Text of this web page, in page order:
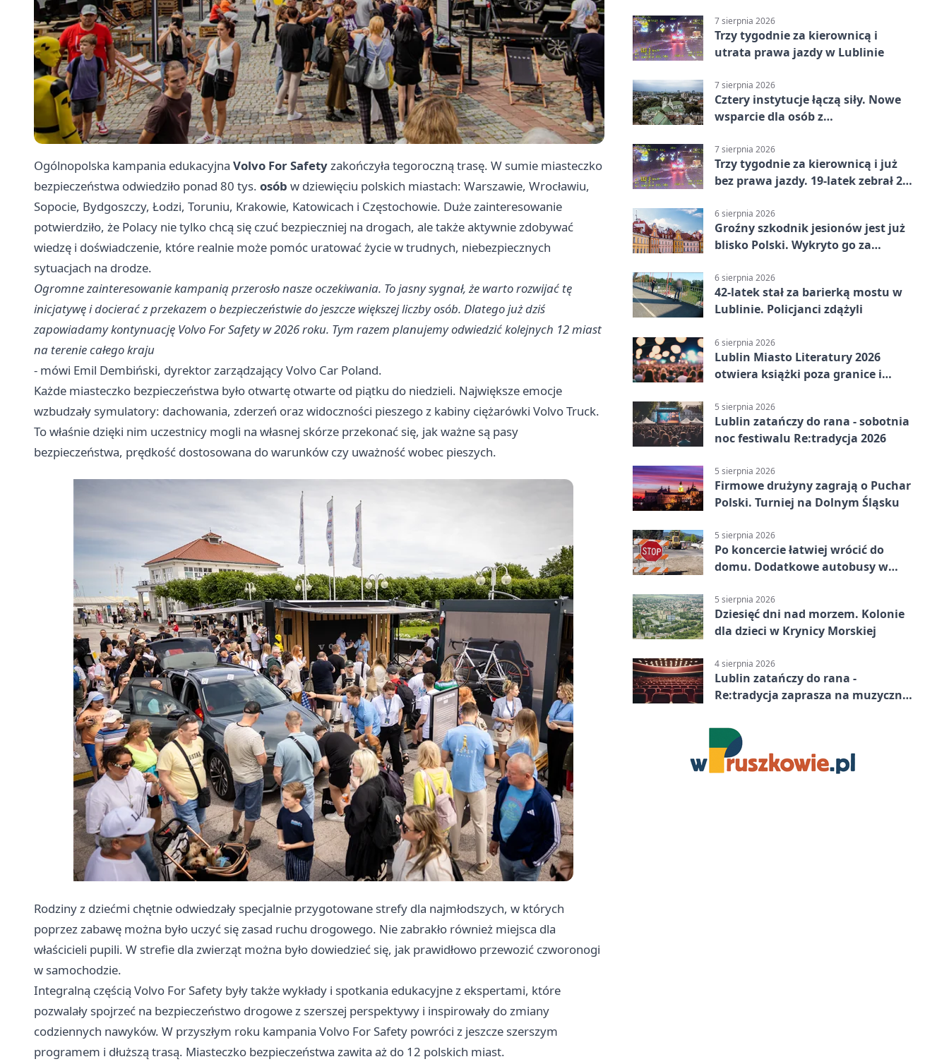
Ogólnopolska kampania edukacyjna Volvo For Safetyzakończyła tegoroczną trasę. W sumie miasteczko
bezpieczeństwa odwiedziło ponad 80 tys. osób w dziewięciu polskich miastach: Warszawie, Wrocławiu,
Sopocie, Bydgoszczy, Łodzi, Toruniu, Krakowie, Katowicach i Częstochowie. Duże zainteresowanie
potwierdziło, że Polacy nie tylko chcą się czuć bezpieczniej na drogach, ale także aktywnie zdobywać
wiedzę i doświadczenie, które realnie może pomóc uratować życie w trudnych, niebezpiecznych
sytuacjach na drodze.
Ogromne zainteresowanie kampanią przerosło nasze oczekiwania. To jasny sygnał, że warto rozwijać tę
inicjatywę i docierać z przekazem o bezpieczeństwie do jeszcze większej liczby osób. Dlatego już dziś
zapowiadamy kontynuację Volvo For Safety w 2026 roku. Tym razem planujemy odwiedzić kolejnych 12 miast
na terenie całego kraju
- mówi Emil Dembiński, dyrektor zarządzający Volvo Car Poland.
Każde miasteczko bezpieczeństwa było otwartę otwarte od piątku do niedzieli. Największe emocje
wzbudzały symulatory: dachowania, zderzeń oraz widoczności pieszego z kabiny ciężarówki Volvo Truck.
To właśnie dzięki nim uczestnicy mogli na własnej skórze przekonać się, jak ważne są pasy
bezpieczeństwa, prędkość dostosowana do warunków czy uważność wobec pieszych.
Rodziny z dziećmi chętnie odwiedzały specjalnie przygotowane strefy dla najmłodszych, w których
poprzez zabawę można było uczyć się zasad ruchu drogowego. Nie zabrakło również miejsca dla
właścicieli pupili. W strefie dla zwierząt można było dowiedzieć się, jak prawidłowo przewozić czworonogi
w samochodzie.
Integralną częścią Volvo For Safety były także wykłady i spotkania edukacyjne z ekspertami, które
pozwalały spojrzeć na bezpieczeństwo drogowe z szerszej perspektywy i inspirowały do zmiany
codziennych nawyków. W przyszłym roku kampania Volvo For Safety powróci z jeszcze szerszym
programem i dłuższą trasą. Miasteczko bezpieczeństwa zawita aż do 12 polskich miast.
7 sierpnia 2026
Trzy tygodnie za kierownicą i
utrata prawa jazdy w Lublinie
7 sierpnia 2026
Cztery instytucje łączą siły. Nowe
wsparcie dla osób z
7 sierpnia 2026
Trzy tygodnie za kierownicą i już
bez prawa jazdy. 19-latek zebrał 23
6 sierpnia 2026
Groźny szkodnik jesionów jest już
blisko Polski. Wykryto go za
6 sierpnia 2026
42-latek stał za barierką mostu w
Lublinie. Policjanci zdążyli
6 sierpnia 2026
Lublin Miasto Literatury 2026
otwiera książki poza granice i
5 sierpnia 2026
Lublin zatańczy do rana - sobotnia
noc festiwalu Re:tradycja 2026
5 sierpnia 2026
Firmowe drużyny zagrają o Puchar
Polski. Turniej na Dolnym Śląsku
5 sierpnia 2026
Po koncercie łatwiej wrócić do
domu. Dodatkowe autobusy w
5 sierpnia 2026
Dziesięć dni nad morzem. Kolonie
dla dzieci w Krynicy Morskiej
4 sierpnia 2026
Lublin zatańczy do rana -
Re:tradycja zaprasza na muzyczną